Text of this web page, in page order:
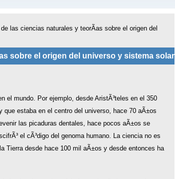
de las ciencias naturales y teorÃ­as sobre el origen del
sobre el origen del universo y sistema solar
el mundo. Por ejemplo, desde AristÃ³teles en el 350
estaba en el centro del universo, hace 70 aÃ±os
las picaduras dentales, hace pocos aÃ±os se
el cÃ³digo del genoma humano. La ciencia no es
Tierra desde hace 100 mil aÃ±os y desde entonces ha